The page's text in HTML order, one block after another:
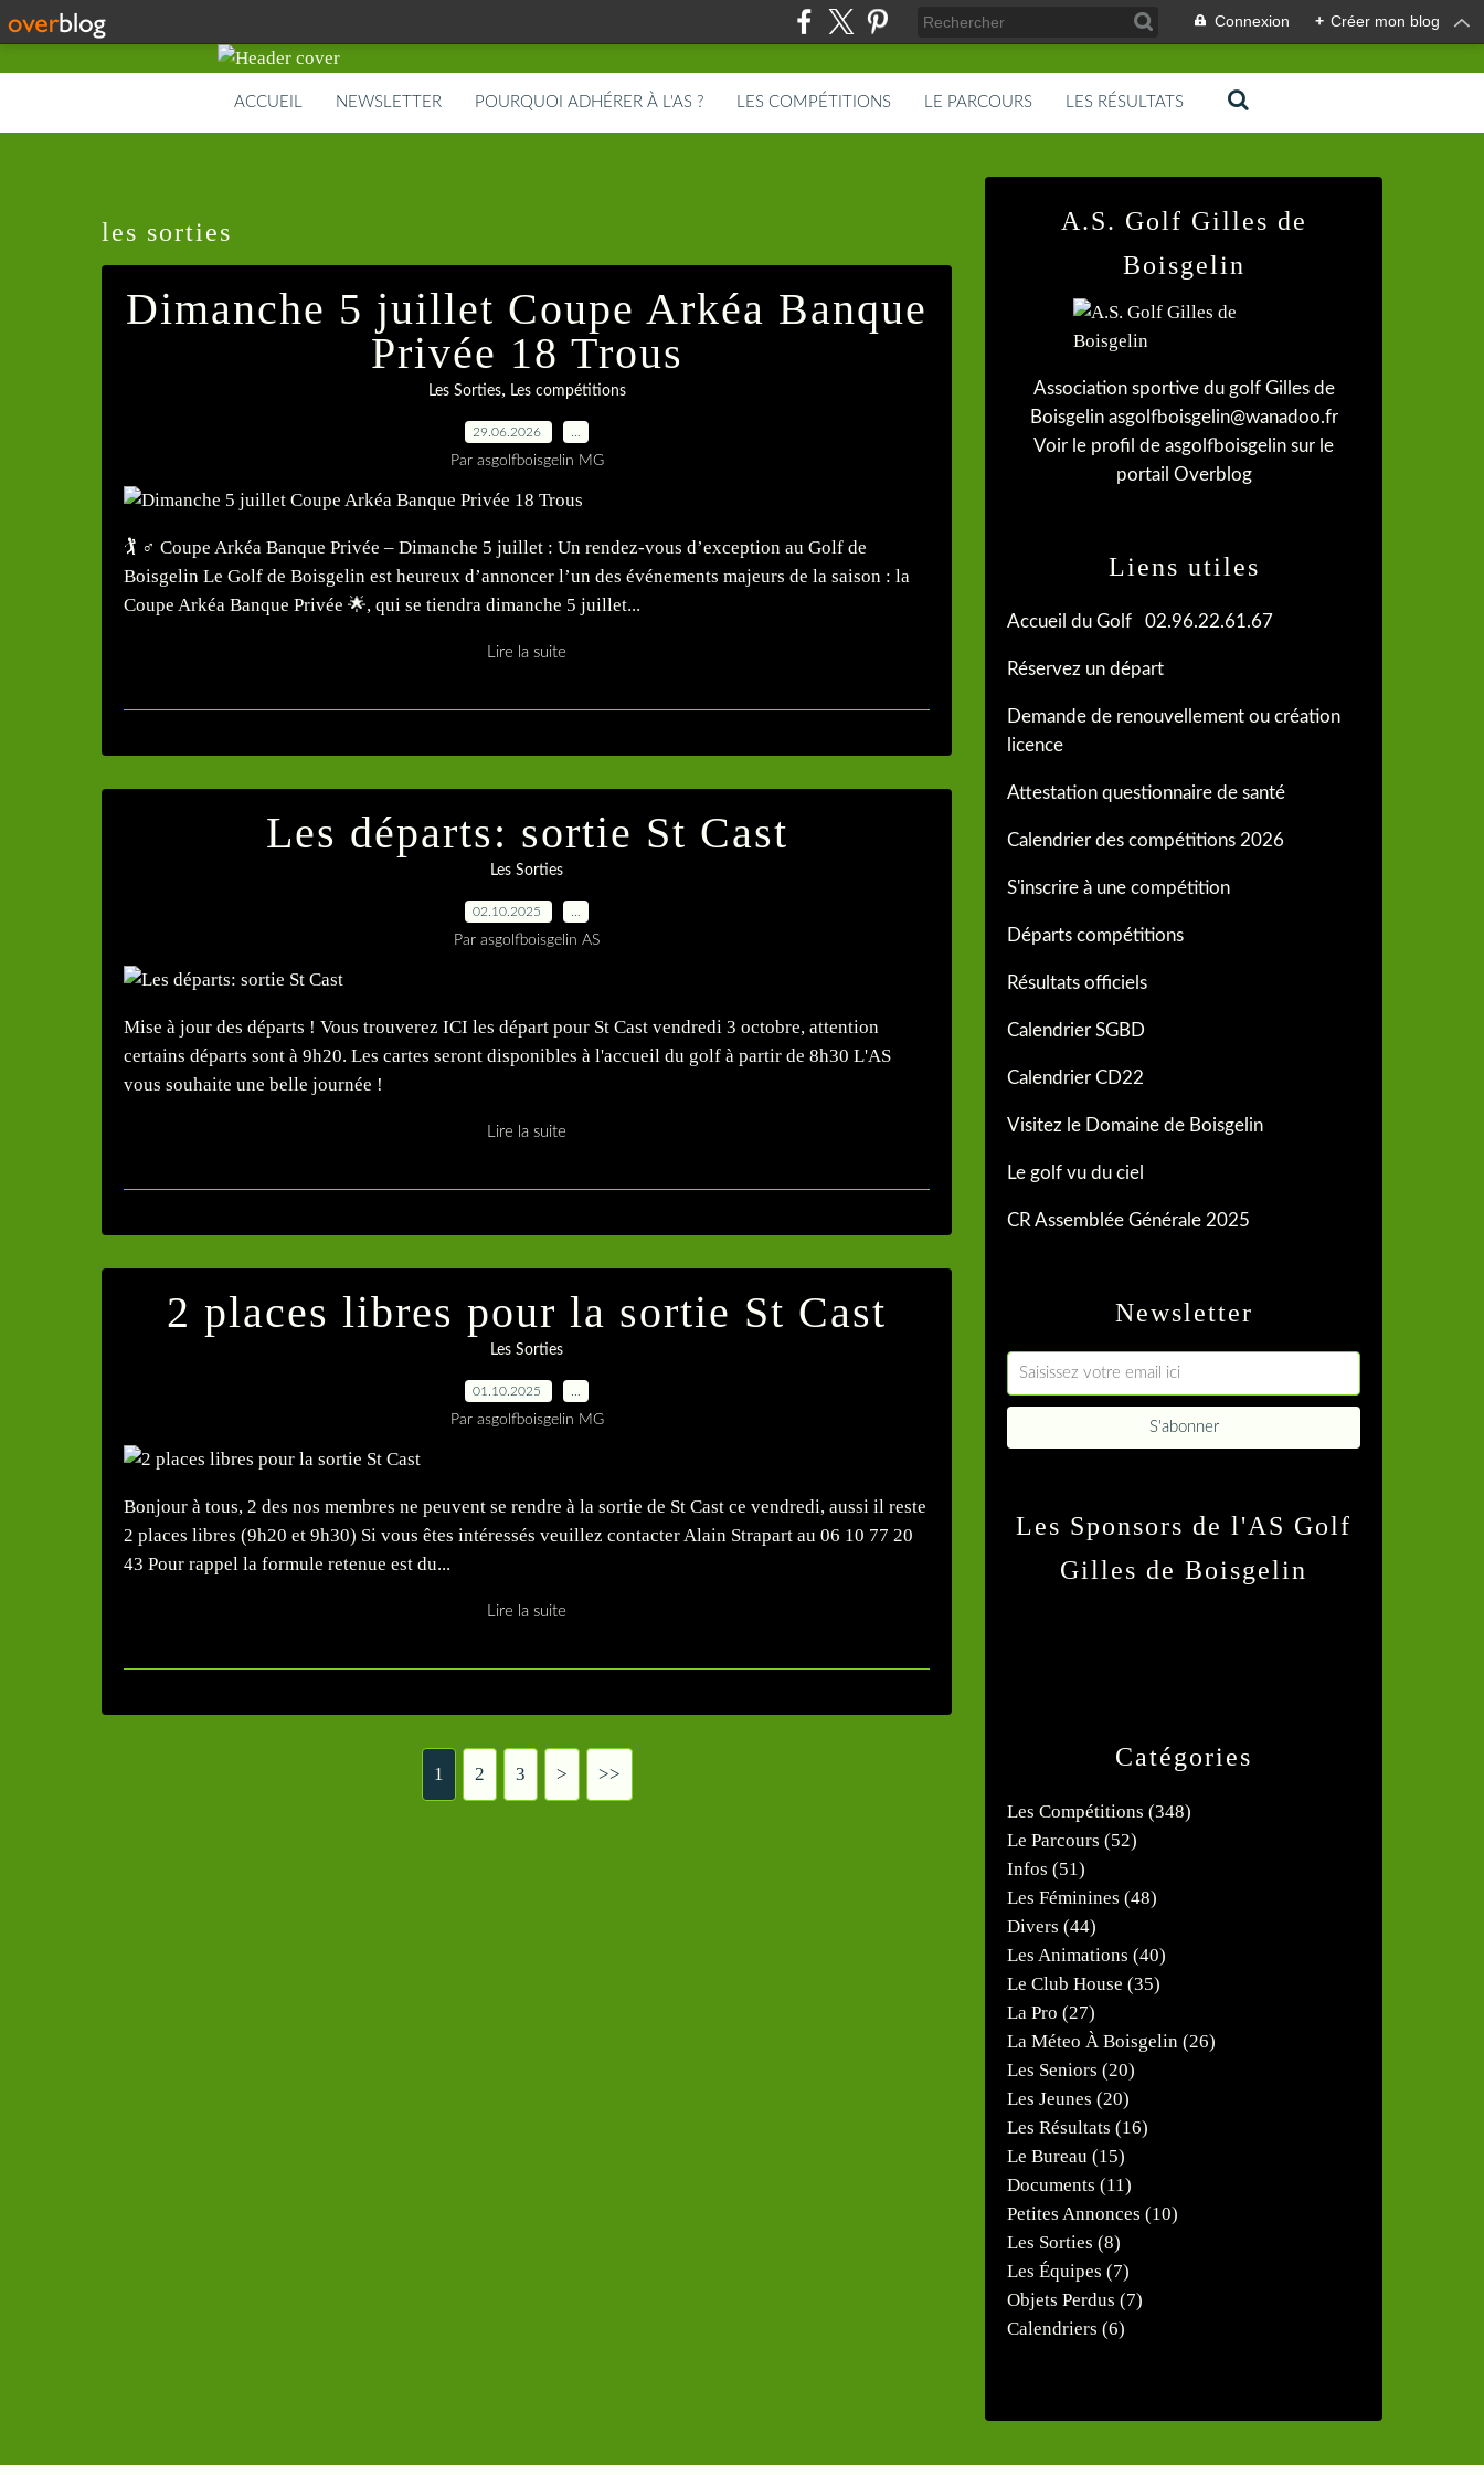
Connexion + Créer mon blog
ACCUEIL NEWSLETTER POURQUOI ADHÉRER À L'AS ? LES COMPÉTITIONS LE PARCOURS LES RÉSULTATS
les sorties
Dimanche 5 juillet Coupe Arkéa Banque
Privée 18 Trous
Les Sorties, Les compétitions
29.06.2026
Par asgolfboisgelin MG
🏌️ ♂️ Coupe Arkéa Banque Privée – Dimanche 5 juillet : Un rendez‑vous d’exception au Golf de
Boisgelin Le Golf de Boisgelin est heureux d’annoncer l’un des événements majeurs de la saison : la
Coupe Arkéa Banque Privée 🌟, qui se tiendra dimanche 5 juillet...
Lire la suite
Les départs: sortie St Cast
Les Sorties
02.10.2025
Par asgolfboisgelin AS
Mise à jour des départs ! Vous trouverez ICI les départ pour St Cast vendredi 3 octobre, attention
certains départs sont à 9h20. Les cartes seront disponibles à l'accueil du golf à partir de 8h30 L'AS
vous souhaite une belle journée !
Lire la suite
2 places libres pour la sortie St Cast
Les Sorties
01.10.2025
Par asgolfboisgelin MG
Bonjour à tous, 2 des nos membres ne peuvent se rendre à la sortie de St Cast ce vendredi, aussi il reste
2 places libres (9h20 et 9h30) Si vous êtes intéressés veuillez contacter Alain Strapart au 06 10 77 20
43 Pour rappel la formule retenue est du...
Lire la suite
1 2 3 > >>
Newsletter
Catégories
Les Compétitions (348)
Le Parcours (52)
Infos (51)
Les Féminines (48)
Divers (44)
Les Animations (40)
Le Club House (35)
La Pro (27)
La Méteo À Boisgelin (26)
Les Seniors (20)
Les Jeunes (20)
Les Résultats (16)
Le Bureau (15)
Documents (11)
Petites Annonces (10)
Les Sorties (8)
Les Équipes (7)
Objets Perdus (7)
Calendriers (6)
A.S. Golf Gilles de
Boisgelin
Association sportive du golf Gilles de
Boisgelin asgolfboisgelin@wanadoo.fr
Voir le profil de asgolfboisgelin sur le
portail Overblog
Liens utiles
Accueil du Golf 02.96.22.61.67
Réservez un départ
Demande de renouvellement ou création
licence
Attestation questionnaire de santé
Calendrier des compétitions 2026
S'inscrire à une compétition
Départs compétitions
Résultats officiels
Calendrier SGBD
Calendrier CD22
Visitez le Domaine de Boisgelin
Le golf vu du ciel
CR Assemblée Générale 2025
Les Sponsors de l'AS Golf
Gilles de Boisgelin